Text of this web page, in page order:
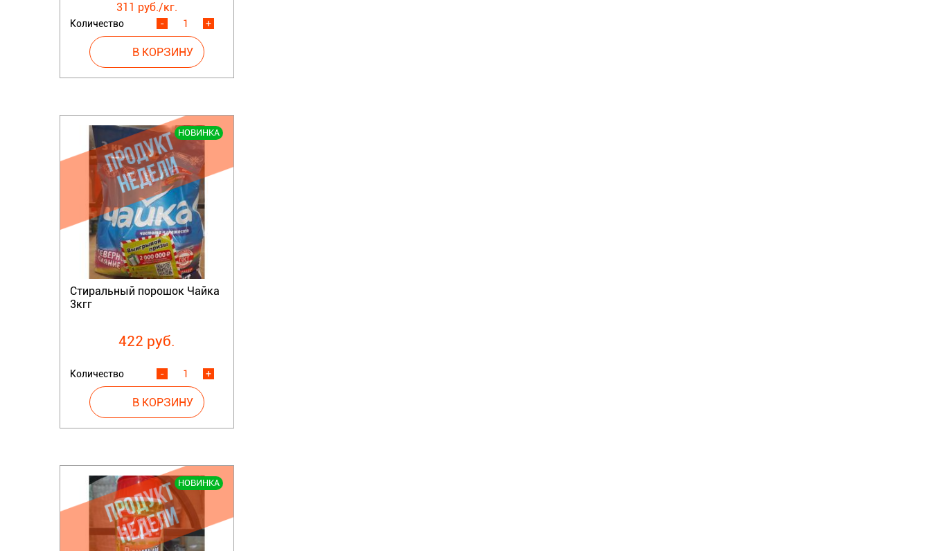
311 руб./кг.
Количество +
-
НОВИНКА
Стиральный порошок Чайка
3кгг
422 руб.
Количество +
-
НОВИНКА